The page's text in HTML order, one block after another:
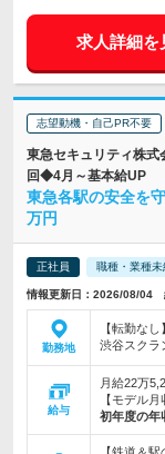
求人詳細を
志望動機・自己PR不要
東急セキュリティ株
回◆4月～基本給UP
東急各駅の安全を
万円
正社員 職種・業種未
情報更新日：2026/08/04
勤務地
【転勤な
渋谷スクラ
給与
月給22万
【モデル
初年度の年